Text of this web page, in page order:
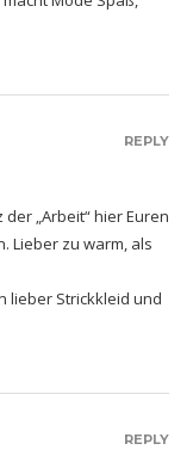
„Arbeit“ hier Euren
Lieber zu warm, als
lieber Strickkleid und
REPLY
REPLY